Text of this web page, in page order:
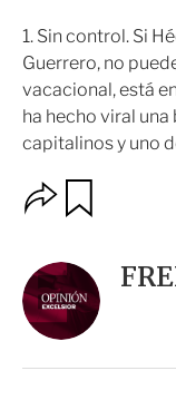
1. Sin control. Si
Guerrero, no
vacacional, está
ha hecho viral
capitalinos y uno
O
p
o
n
e
s
a
r